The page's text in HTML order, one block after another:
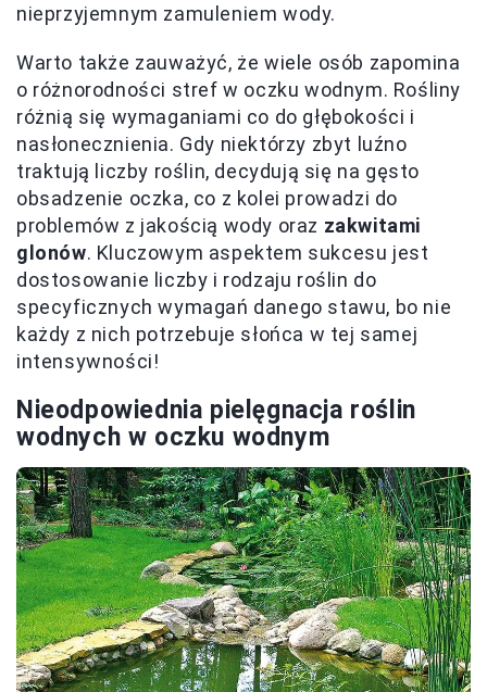
nieprzyjemnym zamuleniem wody.
Warto także zauważyć, że wiele osób zapomina
o różnorodności stref w oczku wodnym. Rośliny
różnią się wymaganiami co do głębokości i
nasłonecznienia. Gdy niektórzy zbyt luźno
traktują liczby roślin, decydują się na gęsto
obsadzenie oczka, co z kolei prowadzi do
problemów z jakością wody oraz zakwitami
glonów. Kluczowym aspektem sukcesu jest
dostosowanie liczby i rodzaju roślin do
specyficznych wymagań danego stawu, bo nie
każdy z nich potrzebuje słońca w tej samej
intensywności!
Nieodpowiednia pielęgnacja roślin
wodnych w oczku wodnym